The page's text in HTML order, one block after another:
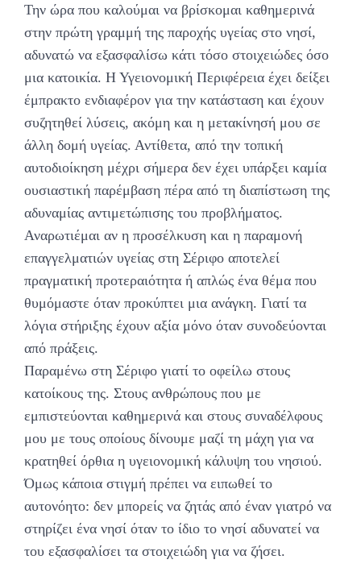
Την ώρα που καλούμαι να βρίσκομαι καθημερινά
στην πρώτη γραμμή της παροχής υγείας στο νησί,
αδυνατώ να εξασφαλίσω κάτι τόσο στοιχειώδες όσο
μια κατοικία. Η Υγειονομική Περιφέρεια έχει δείξει
έμπρακτο ενδιαφέρον για την κατάσταση και έχουν
συζητηθεί λύσεις, ακόμη και η μετακίνησή μου σε
άλλη δομή υγείας. Αντίθετα, από την τοπική
αυτοδιοίκηση μέχρι σήμερα δεν έχει υπάρξει καμία
ουσιαστική παρέμβαση πέρα από τη διαπίστωση της
αδυναμίας αντιμετώπισης του προβλήματος.
Αναρωτιέμαι αν η προσέλκυση και η παραμονή
επαγγελματιών υγείας στη Σέριφο αποτελεί
πραγματική προτεραιότητα ή απλώς ένα θέμα που
θυμόμαστε όταν προκύπτει μια ανάγκη. Γιατί τα
λόγια στήριξης έχουν αξία μόνο όταν συνοδεύονται
από πράξεις.
Παραμένω στη Σέριφο γιατί το οφείλω στους
κατοίκους της. Στους ανθρώπους που με
εμπιστεύονται καθημερινά και στους συναδέλφους
μου με τους οποίους δίνουμε μαζί τη μάχη για να
κρατηθεί όρθια η υγειονομική κάλυψη του νησιού.
Όμως κάποια στιγμή πρέπει να ειπωθεί το
αυτονόητο: δεν μπορείς να ζητάς από έναν γιατρό να
στηρίζει ένα νησί όταν το ίδιο το νησί αδυνατεί να
του εξασφαλίσει τα στοιχειώδη για να ζήσει.